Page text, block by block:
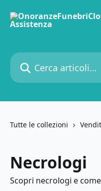
Cerca articoli…
Tutte le collezioni
Necrologi
Scopri necrologi e